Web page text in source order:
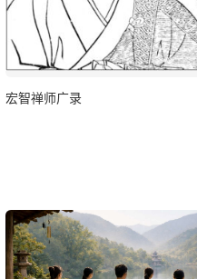
宏智禅师广录